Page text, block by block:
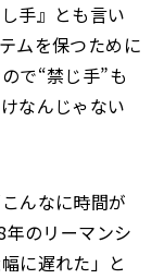
手』とも言い
ムを保つために
で“禁じ手”も
なんじゃない
んなに時間が
のリーマンシ
に遅れた」 と